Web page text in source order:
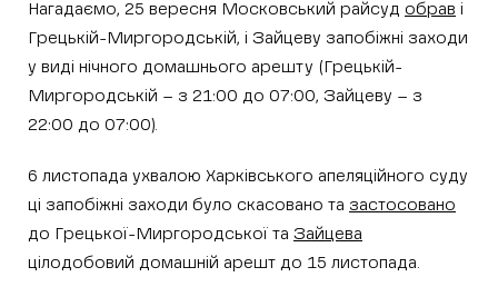
Нагадаємо, 25 вересня Московський райсуд обрав і
Грецькій-Миргородській, і Зайцеву запобіжні заходи
у виді нічного домашнього арешту (Грецькій-
Миргородській – з 21:00 до 07:00, Зайцеву – з
22:00 до 07:00).
6 листопада ухвалою Харківського апеляційного суду
ці запобіжні заходи було скасовано та застосовано
до Грецької-Миргородської та Зайцева
цілодобовий домашній арешт до 15 листопада.